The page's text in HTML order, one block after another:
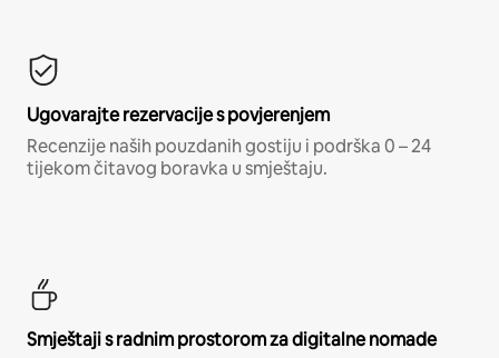
Ugovarajte rezervacije s povjerenjem
Recenzije naših pouzdanih gostiju i podrška 0 – 24
tijekom čitavog boravka u smještaju.
Smještaji s radnim prostorom za digitalne nomade